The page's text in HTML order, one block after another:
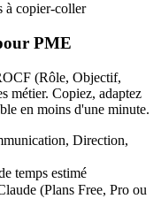
à copier-coller
PME
(Rôle, Objectif,
métier. Copiez, adaptez
en moins d'une minute.
Direction,
temps estimé
(Plans Free, Pro ou